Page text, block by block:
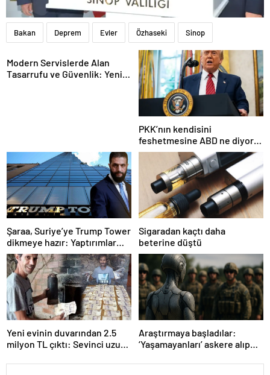
Bakan Deprem Evler Özhaseki Sinop
Modern Servislerde Alan
Tasarrufu ve Güvenlik: Yeni
PKK’nın kendisini
feshetmesine ABD ne diyor?
İlk açıklama
Şaraa, Suriye’ye Trump Tower
dikmeye hazır: Yaptırımlar
bitsin yeter
Sigaradan kaçtı daha
beterine düştü
Yeni evinin duvarından 2.5
milyon TL çıktı: Sevinci uzun
Araştırmaya başladılar:
‘Yaşamayanları’ askere alıp